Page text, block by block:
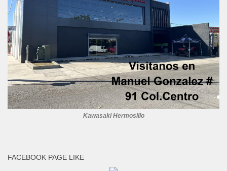
Kawasaki Hermosillo
FACEBOOK PAGE LIKE